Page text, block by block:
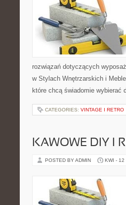
rozwiązań dotyczących
w Stylach Wnętrzarskich i
które chcą świadomie wybierać
CATEGORIES: VINTAGE I RETRO
KAWOWE DIY I
POSTED BY ADMIN KWI - 12